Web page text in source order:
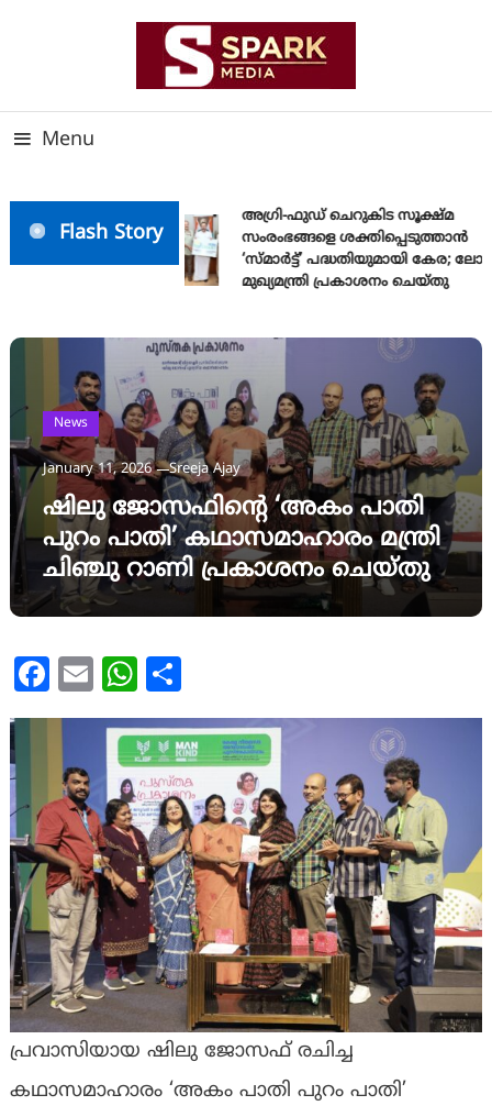
Menu
Flash Story
അഗ്രി-ഫുഡ് ചെറുകിട സൂക്ഷ്മ
സംരംഭങ്ങളെ ശക്തിപ്പെടുത്താന്‍
‘സ്മാര്‍ട്ട്’ പദ്ധതിയുമായി കേര;
മുഖ്യമന്ത്രി പ്രകാശനം ചെയ്തു
News
January 11, 2026 Sreeja Ajay
ഷിലു ജോസഫിന്റെ ‘അകം പാതി
പുറം പാതി’ കഥാസമാഹാരം മന്ത്രി
ചിഞ്ചു റാണി പ്രകാശനം ചെയ്തു
Facebook
Email WhatsApp
പ്രവാസിയായ ഷിലു ജോസഫ് രചിച്ച
കഥാസമാഹാരം ‘അകം പാതി പുറം പാതി’